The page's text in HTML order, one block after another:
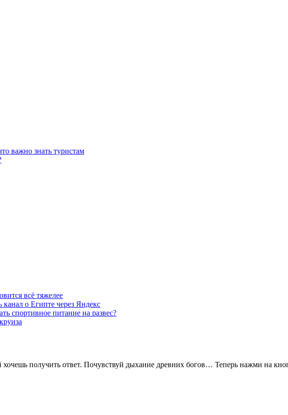
важно знать туристам
всё тяжелее
о Египте через Яндекс
спортивное питание на развес?
хочешь получить ответ. Почувствуй дыхание древних богов… Теперь нажми на